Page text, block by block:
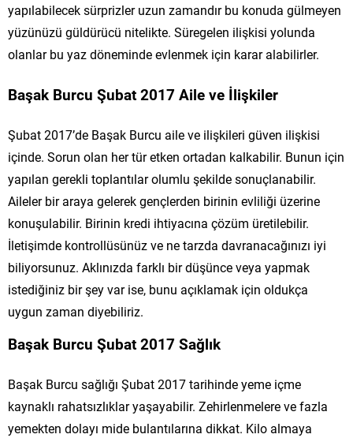
yapılabilecek sürprizler uzun zamandır bu konuda gülmeyen
yüzünüzü güldürücü nitelikte. Süregelen ilişkisi yolunda
olanlar bu yaz döneminde evlenmek için karar alabilirler.
Başak Burcu Şubat 2017 Aile ve İlişkiler
Şubat 2017’de Başak Burcu aile ve ilişkileri güven ilişkisi
içinde. Sorun olan her tür etken ortadan kalkabilir. Bunun için
yapılan gerekli toplantılar olumlu şekilde sonuçlanabilir.
Aileler bir araya gelerek gençlerden birinin evliliği üzerine
konuşulabilir. Birinin kredi ihtiyacına çözüm üretilebilir.
İletişimde kontrollüsünüz ve ne tarzda davranacağınızı iyi
biliyorsunuz. Aklınızda farklı bir düşünce veya yapmak
istediğiniz bir şey var ise, bunu açıklamak için oldukça
uygun zaman diyebiliriz.
Başak Burcu Şubat 2017 Sağlık
Başak Burcu sağlığı Şubat 2017 tarihinde yeme içme
kaynaklı rahatsızlıklar yaşayabilir. Zehirlenmelere ve fazla
yemekten dolayı mide bulantılarına dikkat. Kilo almaya